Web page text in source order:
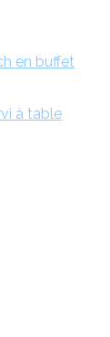
en buffet
à table